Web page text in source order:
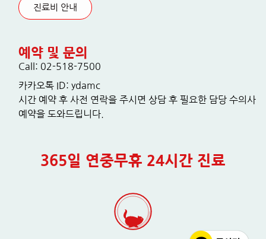
진료비 안내
예약 및 문의
Call: 02-518-7500
카카오톡 ID: ydamc
시간 예약 후 사전 연락을 주시면 상담 후 필요한 담당 수의사
예약을 도와드립니다.
365일 연중무휴 24시간 진료